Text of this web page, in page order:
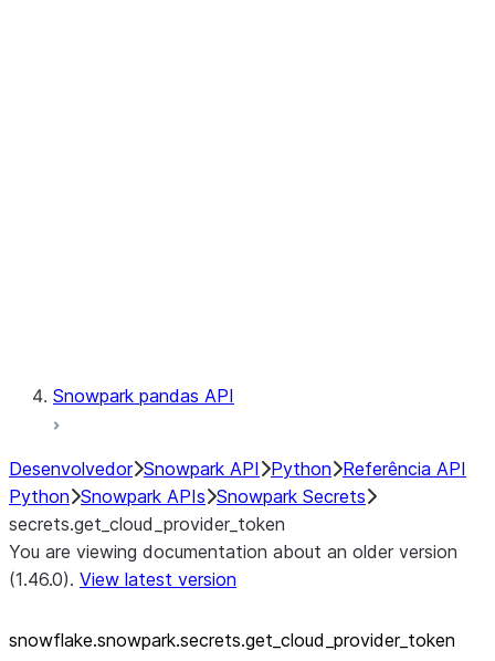
Snowpark pandas API
Desenvolvedor Snowpark API Python Referência API
Python Snowpark APIs Snowpark Secrets
secrets.get_cloud_provider_token
You are viewing documentation about an older version
(1.46.0). View latest version
snowflake.snowpark.secrets.get_ cloud_ provider_ token